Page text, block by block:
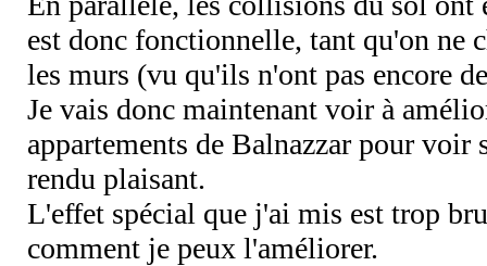
est donc fonctionnelle, tant qu'on ne
les murs (vu qu'ils n'ont pas encore
Je vais donc maintenant voir à
appartements de Balnazzar pour
rendu plaisant.
L'effet spécial que j'ai mis est trop
comment je peux l'améliorer.